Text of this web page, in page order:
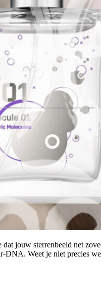
jouw sterrenbeeld net
DNA. Weet je niet precies